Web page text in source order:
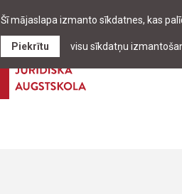
Šī mājaslapa izmanto sīkdatnes, kas
Piekrītu visu sīkdatņu